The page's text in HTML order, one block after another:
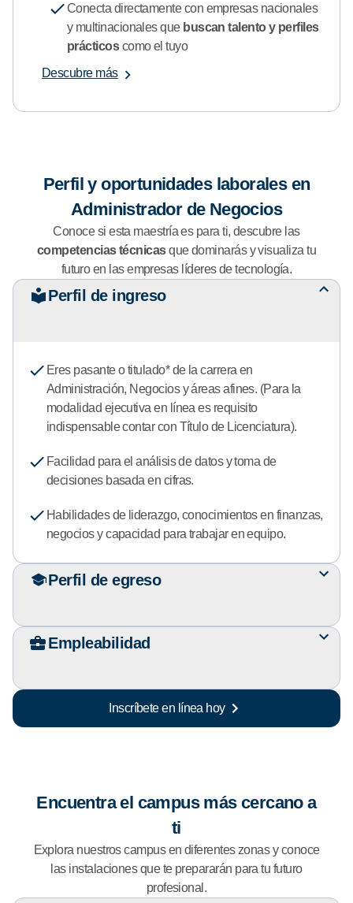
Conecta directamente con empresas nacionales
y multinacionales que buscan talento y perfiles
prácticoscomo el tuyo
Descubre más
Perfil y oportunidades laborales en
Administrador de Negocios
Conoce si esta maestría es para ti, descubre las
competencias técnicasque dominarás y visualiza tu
futuro en las empresas líderes de tecnología.
Perfil de ingreso
Eres pasante o titulado* de la carrera en
Administración, Negocios y áreas afines. (Para la
modalidad ejecutiva en línea es requisito
indispensable contar con Título de Licenciatura).
Facilidad para el análisis de datos y toma de
decisiones basada en cifras.
Habilidades de liderazgo, conocimientos en finanzas,
negocios y capacidad para trabajar en equipo.
Perfil de egreso
Empleabilidad
Inscríbete en línea hoy
Encuentra el campus más cercano a
ti
Explora nuestros campus en diferentes zonas y conoce
las instalaciones que te prepararán para tu futuro
profesional.